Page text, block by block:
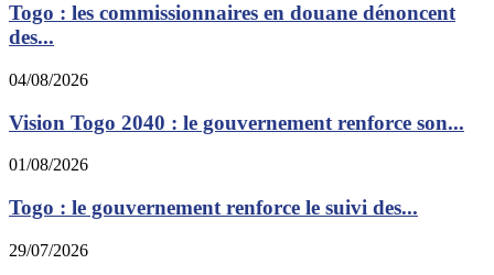
Togo : les commissionnaires en douane dénoncent
des...
04/08/2026
Vision Togo 2040 : le gouvernement renforce son...
01/08/2026
Togo : le gouvernement renforce le suivi des...
29/07/2026